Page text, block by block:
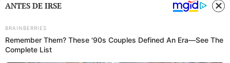
¿Cómo es el formato de la Copa
Davis 2025?
Es importante destacar que el nuevo
ANTES DE IRSE